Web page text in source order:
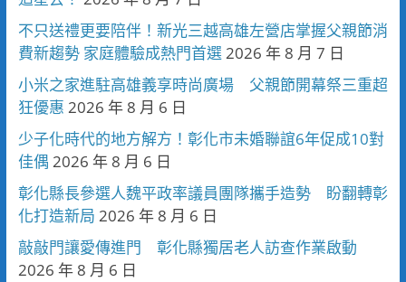
不只送禮更要陪伴！新光三越高雄左營店掌握父親節消
費新趨勢 家庭體驗成熱門首選2026 年 8 月 7 日
小米之家進駐高雄義享時尚廣場 父親節開幕祭三重超
狂優惠 2026 年 8 月 6 日
少子化時代的地方解方！彰化市未婚聯誼6年促成10對
佳偶 2026 年 8 月 6 日
彰化縣長參選人魏平政率議員團隊攜手造勢 盼翻轉彰
化打造新局 2026 年 8 月 6 日
敲敲門讓愛傳進門 彰化縣獨居老人訪查作業啟動
2026 年 8 月 6 日